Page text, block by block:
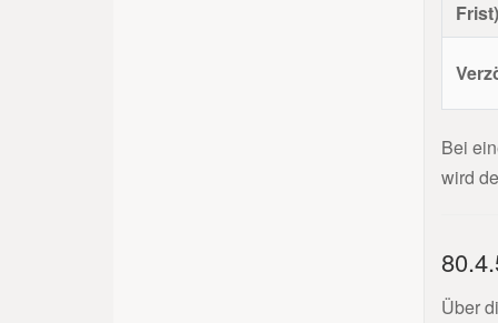
Frist)
Bei
wird
Über